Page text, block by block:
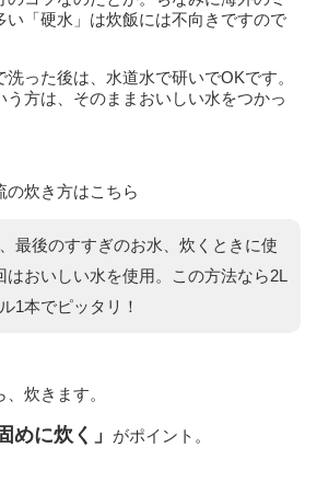
い「硬水」は炊飯には不向きですので
った後は、水道水で研いでOKです。
う方は、そのままおいしい水をつかっ
の炊き方はこちら
最後のすすぎのお水、炊くときに使
はおいしい水を使用。この方法なら2L
1本でピッタリ！
炊きます。
めに炊く」 がポイント。